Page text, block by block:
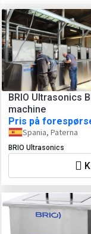
BRIO Ultrasonics
machine
Pris på
Spania, Paterna
BRIO Ultrasonics